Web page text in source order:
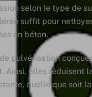
selon le type de
suffit pour
en béton.
pulvérisation
Ainsi, elles réduisent
quelle que soit